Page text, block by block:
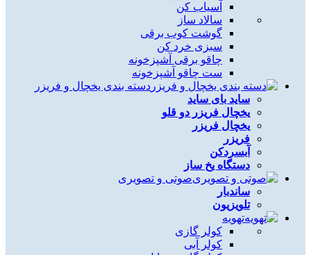
آسیاب کن
سالاد ساز
گوشت کوب برقی
سبزی خرد کن
چاقو برقی آشپزخونه
ست چاقو آشپزخونه
دسته بندی یخچال و فریزر
ساید بای ساید
یخچال فریزر دو قلو
یخچال فریزر
فریزر
آبسردکن
دستگاه یخ ساز
صوتی و تصویری
ساندبار
تلویزیون
تهویه
کولر گازی
کولر آبی